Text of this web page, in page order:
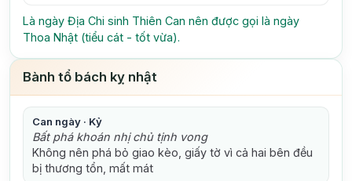
Là ngày Địa Chi sinh Thiên Can nên được gọi là ngày
Thoa Nhật (tiểu cát - tốt vừa).
Bành tổ bách kỵ nhật
Can ngày · Kỷ
Bất phá khoán nhị chủ tịnh vong
Không nên phá bỏ giao kèo, giấy tờ vì cả hai bên đều
bị thương tổn, mất mát